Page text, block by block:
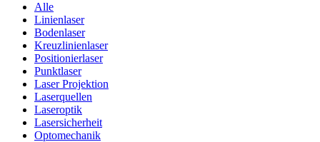
Alle
Linienlaser
Bodenlaser
Kreuzlinienlaser
Positionierlaser
Punktlaser
Laser Projektion
Laserquellen
Laseroptik
Lasersicherheit
Optomechanik